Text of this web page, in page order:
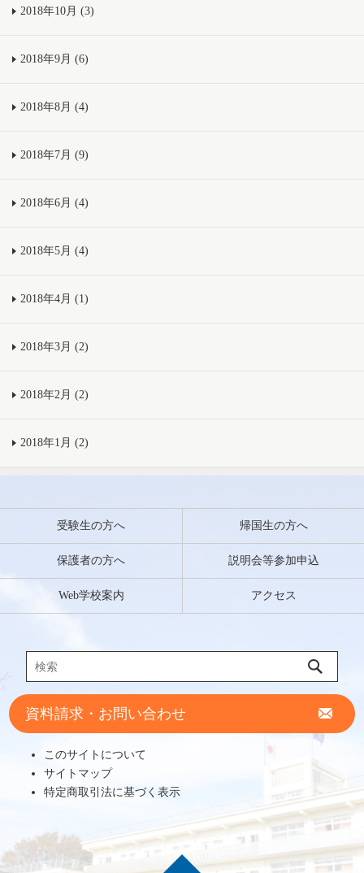
2018年10月 (3)
2018年9月 (6)
2018年8月 (4)
2018年7月 (9)
2018年6月 (4)
2018年5月 (4)
2018年4月 (1)
2018年3月 (2)
2018年2月 (2)
2018年1月 (2)
受験生の方へ 帰国生の方へ
保護者の方へ 説明会等参加申込
Web学校案内 アクセス
資料請求・お問い合わせ
このサイトについて
サイトマップ
特定商取引法に基づく表示